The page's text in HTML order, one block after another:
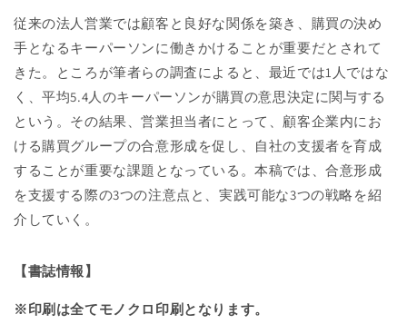
人
の
味
方
を
つ
く
れ
の
数
量
減
す
の
味
方
を
つ
く
れ
数
す
従来の法人営業では顧客と良好な関係を築き、購買の決め
手となるキーパーソンに働きかけることが重要だとされて
きた。ところが筆者らの調査によると、最近では1人ではな
く、平均5.4人のキーパーソンが購買の意思決定に関与する
という。その結果、営業担当者にとって、顧客企業内にお
ける購買グループの合意形成を促し、自社の支援者を育成
することが重要な課題となっている。本稿では、合意形成
を支援する際の3つの注意点と、実践可能な3つの戦略を紹
介していく。
【書誌情報】
※印刷は全てモノクロ印刷となります。